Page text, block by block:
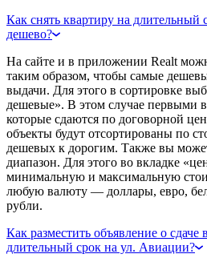
Как снять квартиру на длительный
дешево?
На сайте и в приложении Realt
таким образом, чтобы самые
выдачи. Для этого в сортировке
дешевые». В этом случае первыми
которые сдаются по договорной
объекты будут отсортированы по
дешевых к дорогим. Также вы
диапазон. Для этого во вкладке
минимальную и максимальную
любую валюту — доллары, евро,
рубли.
Как разместить объявление о сдаче
длительный срок на ул. Авиации?